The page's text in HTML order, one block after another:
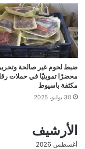
محضرًا تموينيًا في حملات
مكثفة باسيوط
30 يوليو، 2025
الأرشيف
أغسطس 2026